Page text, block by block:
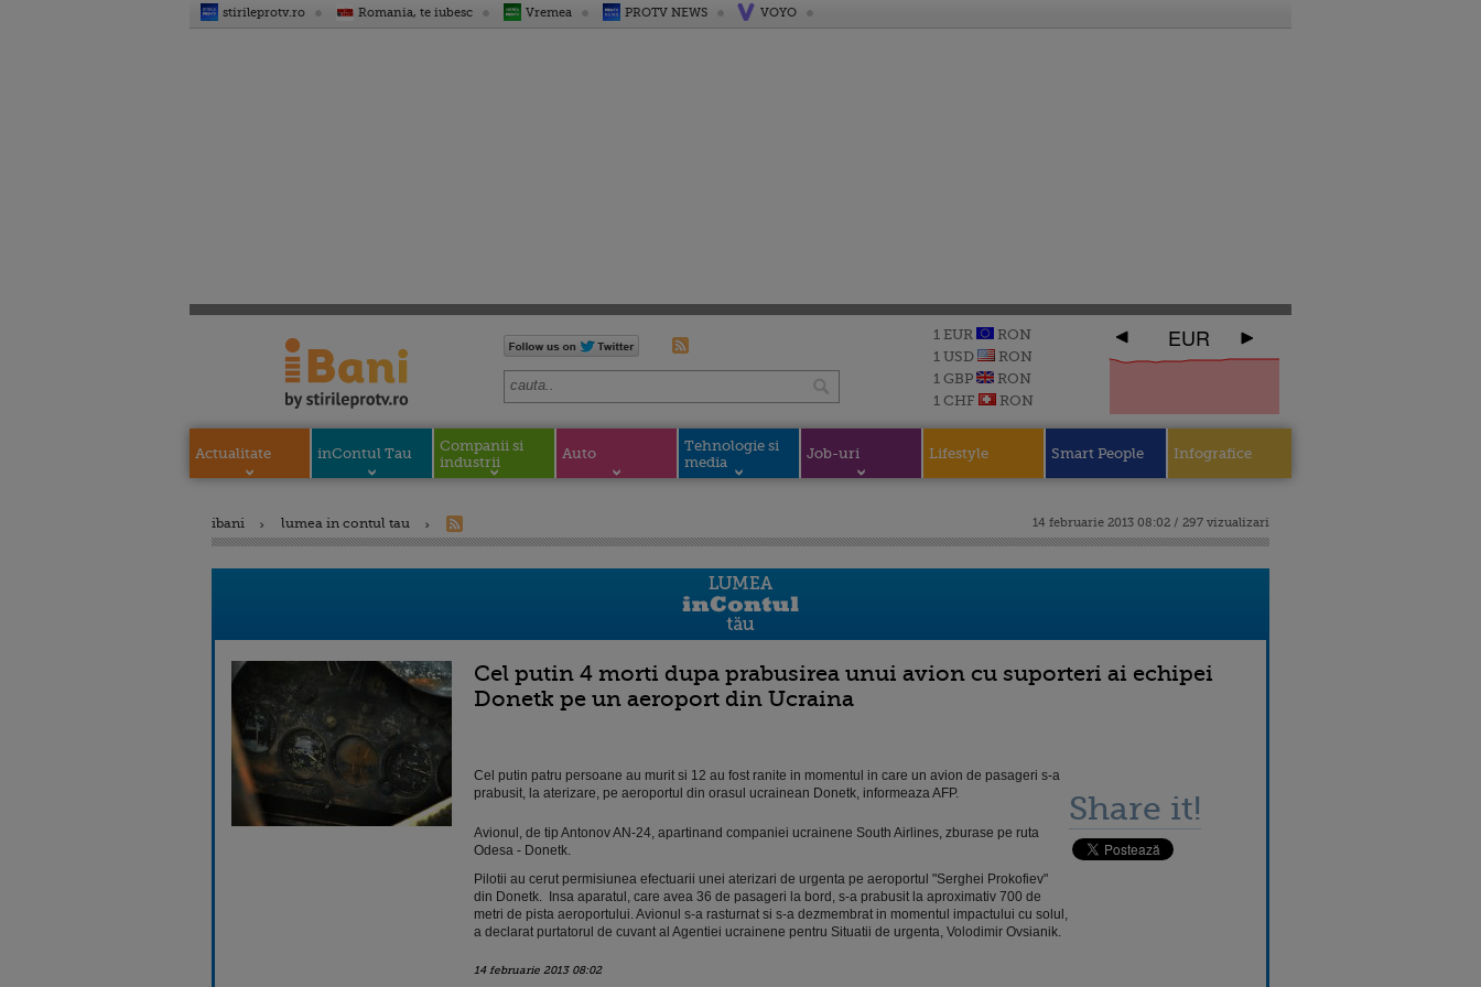
stirileprotv.ro Romania, te iubesc Vremea PROTV NEWS VOYO
1 EUR
RON
1 USD
RON
1 GBP
RON
1 CHF
RON
EUR
Actualitate inContul Tau
Companii si
industrii
Auto
Tehnologie si
media
Job-uri Lifestyle Smart People Infografice
ibani lumea in contul tau 14 februarie 2013 08:02 / 297 vizualizari
Cel putin 4 morti dupa prabusirea unui avion cu suporteri ai echipei
Donetk pe un aeroport din Ucraina
Cel putin patru persoane au murit si 12 au fost ranite in momentul in care un avion de pasageri s-a
prabusit, la aterizare, pe aeroportul din orasul ucrainean Donetk, informeaza AFP.
Avionul, de tip Antonov AN-24, apartinand companiei ucrainene South Airlines, zburase pe ruta
Odesa - Donetk.
Pilotii au cerut permisiunea efectuarii unei aterizari de urgenta pe aeroportul "Serghei Prokofiev"
din Donetk. Insa aparatul, care avea 36 de pasageri la bord, s-a prabusit la aproximativ 700 de
metri de pista aeroportului. Avionul s-a rasturnat si s-a dezmembrat in momentul impactului cu solul,
a declarat purtatorul de cuvant al Agentiei ucrainene pentru Situatii de urgenta, Volodimir Ovsianik.
14 februarie 2013 08:02
Share it!